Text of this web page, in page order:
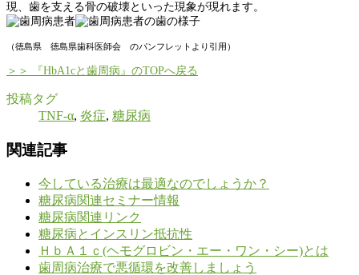
現、歯を支える骨の破壊といった現象が現れます。
（徳島県 徳島県歯科医師会 のパンフレットより引用）
＞＞ 『HbA1cと歯周病』のTOPへ戻る
投稿タグ
TNF-α, 炎症, 糖尿病
関連記事
今している治療は最適なのでしょうか？
糖尿病関連セミナー情報
糖尿病関連リンク
糖尿病とインスリン抵抗性
ＨｂＡ１ｃ(ヘモグロビン・エー・ワン・シー)とは
歯周病治療で悪循環を改善しましょう